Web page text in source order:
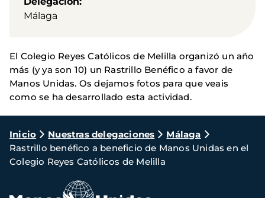
Málaga
El Colegio Reyes Católicos de Melilla organizó un año
más (y ya son 10) un Rastrillo Benéfico a favor de
Manos Unidas. Os dejamos fotos para que veais
como se ha desarrollado esta actividad.
Ruta
de
navegación
Inicio Nuestras delegaciones
Málaga
Rastrillo benéfico a beneficio de Manos Unidas en el
Colegio Reyes Católicos de Melilla